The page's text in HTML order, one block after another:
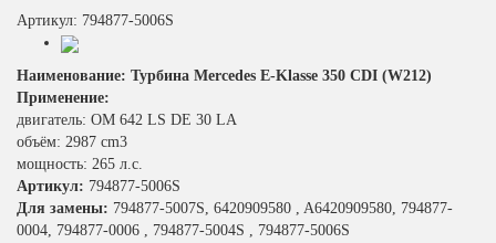
Артикул: 794877-5006S
Наименование: Турбина Mercedes E-Klasse 350 CDI (W212)
Применение:
двигатель: OM 642 LS DE 30 LA
объём: 2987 cm3
мощность: 265 л.с.
Артикул: 794877-5006S
Для замены: 794877-5007S, 6420909580 , A6420909580, 794877-
0004, 794877-0006 , 794877-5004S , 794877-5006S